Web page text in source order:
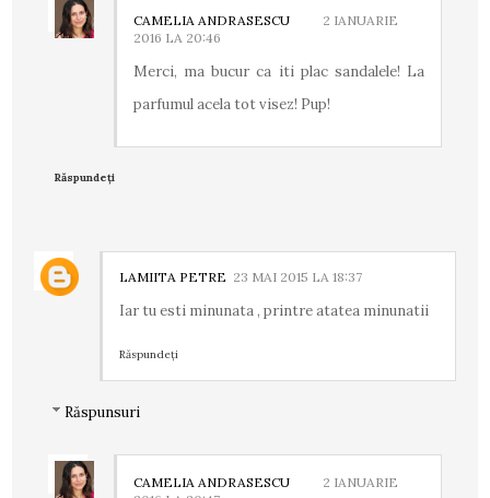
CAMELIA ANDRASESCU
2 IANUARIE
2016 LA 20:46
Merci, ma bucur ca iti plac sandalele! La
parfumul acela tot visez! Pup!
Răspundeți
LAMIITA PETRE 23 MAI 2015 LA 18:37
Iar tu esti minunata , printre atatea minunatii
Răspundeți
Răspunsuri
CAMELIA ANDRASESCU
2 IANUARIE